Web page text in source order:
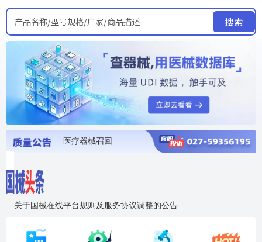
产品名称/型号规格/厂家/商品描述 搜索
医疗器械召回
关于国械在线平台规则及服务协议调整的公告